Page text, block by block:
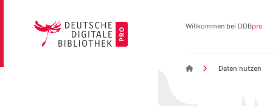
Willkommen bei DDBpro
DDBpro Startseite
Daten nutzen